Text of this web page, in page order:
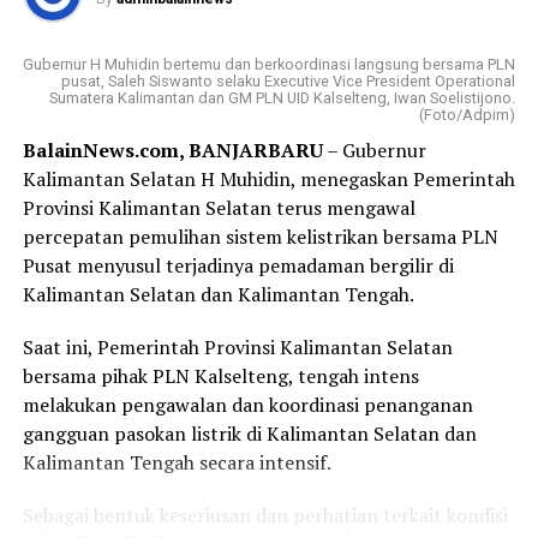
Dalam sambutannya, Gubernur H. Muhidin
menyukseskan program tukar sampah dengan sembako.
Menurut Gubernur H. Muhidin, gerakan tersebut harus
dibarengi dengan budaya menjaga kebersihan, dimulai
dari lingkungan masing masing.
“Program tukar sampah dengan sembako harus menjadi
budaya. Kebersihan harus dimulai dari lingkungan
masing-masing.”
Lebih lanjut, Gubernur H. Muhidin juga mendorong
rehabilitasi hutan melalui penanaman tanaman
produktif yang dapat memberikan manfaat ekonomi
bagi masyarakat sekitar.
tanaman produktif seperti durian, manggis, rambutan,
Gubernur H Muhidin bertemu dan berkoordinasi langsung bersama PLN
pusat, Saleh Siswanto selaku Executive Vice President Operational
Sumatera Kalimantan dan GM PLN UID Kalselteng, Iwan Soelistijono.
(Foto/Adpim)
BalainNews.com, BANJARBARU– Gubernur
Kalimantan Selatan H Muhidin, menegaskan Pemerintah
Provinsi Kalimantan Selatan terus mengawal
percepatan pemulihan sistem kelistrikan bersama PLN
Pusat menyusul terjadinya pemadaman bergilir di
Kalimantan Selatan dan Kalimantan Tengah.
Saat ini, Pemerintah Provinsi Kalimantan Selatan
bersama pihak PLN Kalselteng, tengah intens
melakukan pengawalan dan koordinasi penanganan
gangguan pasokan listrik di Kalimantan Selatan dan
Kalimantan Tengah secara intensif.
Sebagai bentuk keseriusan dan perhatian terkait kondisi